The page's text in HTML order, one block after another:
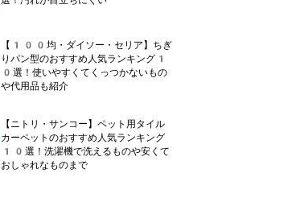
【100均・ダイソー・セリア】ちぎ
りパン型のおすすめ人気ランキング1
0選！使いやすくてくっつかないもの
や代用品も紹介
【ニトリ・サンコー】ペット用タイル
カーペットのおすすめ人気ランキング
10選！洗濯機で洗えるものや安くて
おしゃれなものまで